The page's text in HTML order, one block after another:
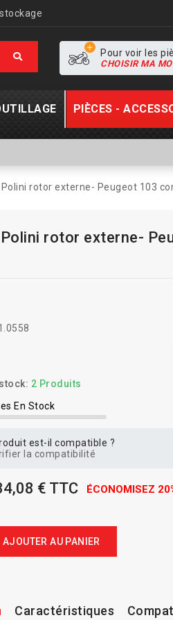
Pour voir les
CHOISIR MA
PIÈCES -
rotor externe- Peugeot 103
rotor externe-
2 Produits
En Stock
est-il compatible ?
la compatibilité
€ TTC ÉCONOMISEZ
AJOUTER AU PANIER
Caractéristiques